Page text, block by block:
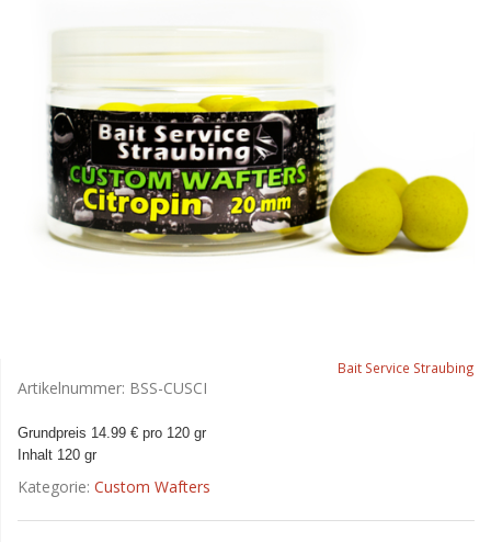
Bait Service Straubing
Artikelnummer: BSS-CUSCI
Grundpreis 14.99 € pro 120 gr
Inhalt 120 gr
Kategorie: Custom Wafters